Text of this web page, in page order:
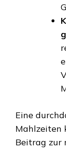
Eine
Mahlzeiten
Beitrag zur